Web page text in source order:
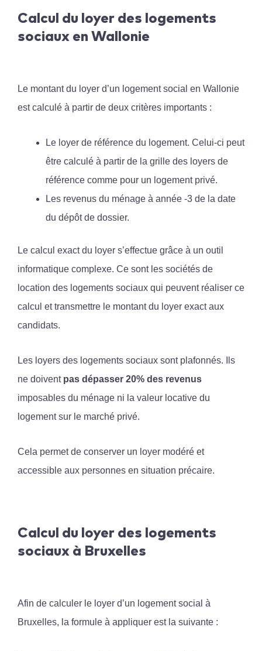
Calcul du loyer des logements
sociaux en Wallonie
Le montant du loyer d’un logement social en Wallonie
est calculé à partir de deux critères importants :
Le loyer de référence du logement. Celui-ci peut
être calculé à partir de la grille des loyers de
référence comme pour un logement privé.
Les revenus du ménage à année -3 de la date
du dépôt de dossier.
Le calcul exact du loyer s’effectue grâce à un outil
informatique complexe. Ce sont les sociétés de
location des logements sociaux qui peuvent réaliser ce
calcul et transmettre le montant du loyer exact aux
candidats.
Les loyers des logements sociaux sont plafonnés. Ils
ne doivent pas dépasser 20% des revenus
imposables du ménage ni la valeur locative du
logement sur le marché privé.
Cela permet de conserver un loyer modéré et
accessible aux personnes en situation précaire.
Calcul du loyer des logements
sociaux à Bruxelles
Afin de calculer le loyer d’un logement social à
Bruxelles, la formule à appliquer est la suivante :